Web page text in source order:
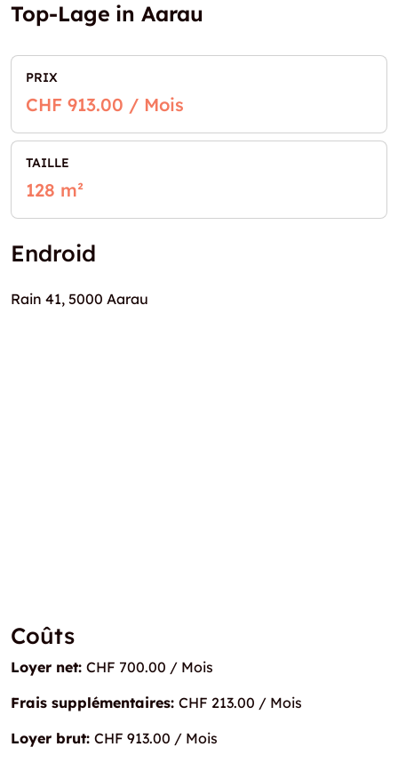
Top-Lage in Aarau
PRIX
CHF 913.00 / Mois
TAILLE
128 m²
Endroid
Rain 41, 5000 Aarau
Coûts
Loyer net: CHF 700.00 / Mois
Frais supplémentaires: CHF 213.00 / Mois
Loyer brut: CHF 913.00 / Mois